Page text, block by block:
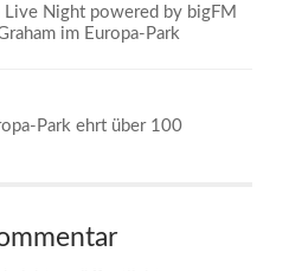
Night powered by bigFM
im Europa-Park
Park ehrt über 100